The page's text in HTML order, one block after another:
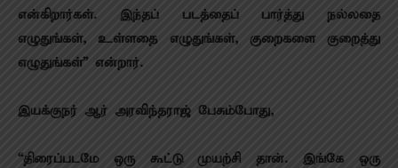
என்கிறார்கள். இந்தப் படத்தைப் பார்த்து நல்லதை
எழுதுங்கள், உள்ளதை எழுதுங்கள், குறைகளை குறைத்து
எழுதுங்கள்” என்றார்.
இயக்குநர் ஆர் அரவிந்தராஜ் பேசும்போது,
“திரைப்படமே ஒரு கூட்டு முயற்சி தான். இங்கே ஒரு